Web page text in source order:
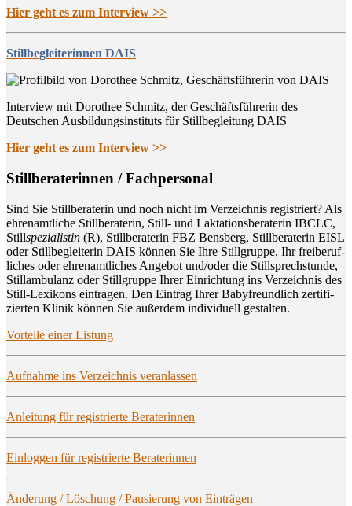
Hier geht es zum Interview >>
Stillbegleiterinnen DAIS
Interview mit Dorothee Schmitz, der Geschäftsführerin des
Deutschen Ausbildungsinstituts für Stillbegleitung DAIS
Hier geht es zum Interview >>
Still­be­ra­te­rin­nen / Fachpersonal
Sind Sie Still­be­ra­te­rin und noch nicht im Ver­zeich­nis regis­triert? Als
ehren­amt­li­che Still­be­ra­te­rin, Still- und Lak­ta­ti­ons­be­ra­te­rin IBCLC,
Stillspe­zia­lis­tin (R), Still­be­ra­te­rin FBZ Bens­berg, Still­be­ra­te­rin EISL
oder Still­be­glei­te­rin DAIS kön­nen Sie Ihre Still­grup­pe, Ihr frei­be­ruf­
li­ches oder ehren­amt­li­ches Ange­bot und/oder die Still­sprech­stun­de,
Still­am­bu­lanz oder Still­grup­pe Ihrer Ein­rich­tung ins Ver­zeich­nis des
Still-Lexi­kons ein­tra­gen. Den Ein­trag Ihrer Baby­freund­lich zer­ti­fi­
zier­ten Kli­nik kön­nen Sie außer­dem indi­vi­du­ell gestalten.
Vor­tei­le einer Listung
Auf­nah­me ins Ver­zeich­nis veranlassen
Anlei­tung für regis­trier­te Beraterinnen
Ein­log­gen für regis­trier­te Beraterinnen
Ände­rung / Löschung / Pau­sie­rung von Einträgen